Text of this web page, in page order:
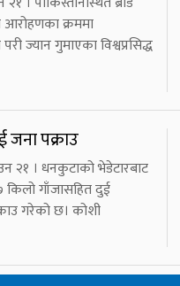
आरोहणका क्रममा
परी ज्यान गुमाएका विश्वप्रसिद्ध
पक्राउ
२१ । धनकुटाको भेडेटारबाट
किलो गाँजासहित दुई
गरेको छ। कोशी